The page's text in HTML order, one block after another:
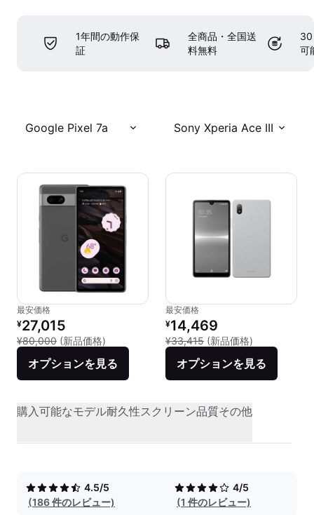
1年間の動作保
証
全商品・全国送
料無料
30
可
Google Pixel 7a Sony Xperia Ace III
最安価格
リファービッシュ品の価格：
¥27,015
¥80,000 (新品価格) 新品との比較：¥80,000
オプションを見る
最安価格
リファービッシュ品の価格：
¥14,469
¥33,415 (新品価格)
オプションを見る
購入可能なモデル耐久性スクリーン品質その他
4.5/5
(186 件のレビュー)
4/5
(1 件のレビュー)